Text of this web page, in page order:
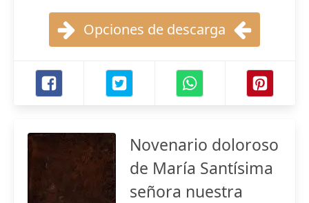
Opciones de descarga
Novenario doloroso
de María Santísima
señora nuestra